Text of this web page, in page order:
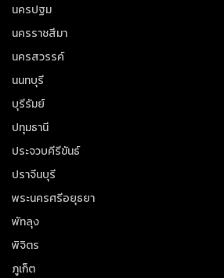
นครปฐม
นครราชสีมา
นครสวรรค์
นนทบุรี
บุรีรัมย์
ปทุมธานี
ประจวบคีรีขันธ์
ปราจีนบุรี
พระนครศรีอยุธยา
พัทลุง
พิจิตร
ภูเก็ต